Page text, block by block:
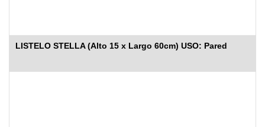
LISTELO STELLA (Alto 15 x Largo 60cm) USO: Pared